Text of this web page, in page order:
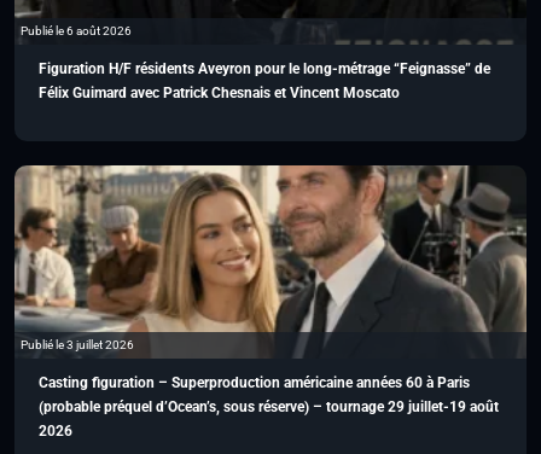
Publié le 6 août 2026
Figuration H/F résidents Aveyron pour le long-métrage “Feignasse” de
Félix Guimard avec Patrick Chesnais et Vincent Moscato
Publié le 3 juillet 2026
Casting figuration – Superproduction américaine années 60 à Paris
(probable préquel d’Ocean’s, sous réserve) – tournage 29 juillet-19 août
2026